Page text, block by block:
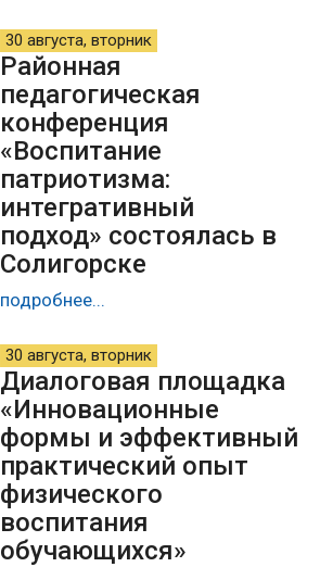
30 августа, вторник
Районная
педагогическая
конференция
«Воспитание
патриотизма:
интегративный
подход» состоялась в
Солигорске
подробнее...
30 августа, вторник
Диалоговая площадка
«Инновационные
формы и эффективный
практический опыт
физического
воспитания
обучающихся»